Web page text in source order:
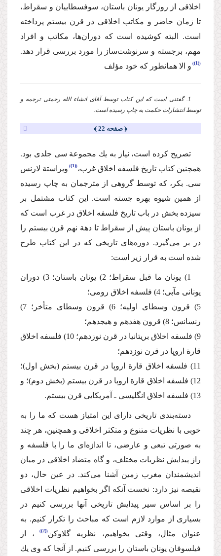
اخلاقی از روزگار یونان باستان، سوفسطاییان و سقراط،
تا زمان حاضر و مكاتب اخلاقی در قرن بیستم پرداخته
است. البته كوشیده است كه دوران‌ها، مكاتب و افراد
مهم، برجسته و سرنوشت‌ساز را مورد بررسی قرار دهد.
(1) و الا همانطور كه خود مؤلف
1. گفتنی است كه این كتاب توسط آقای انشاء الله رحمتی ترجمه و
توسط انتشارات حكمت به چاپ رسیده است.
﴿ صفحه 22 ﴾
تصریح كرده است، نیاز به یك مجموعة سی جلدی بود.
همچنین كتاب تاریخ فلسفه اخلاق غرب، (1)
ویراستة لارنس
سی. بكر، كه توسط گروهی از مترجمان به چاپ رسیده
از همین شیوه بهره جسته است. این كتاب مشتمل بر
سیزده بخش در باب تاریخ فلسفه اخلاق در غرب است كه
از یونان باستان پیش از سقراط تا دهة نهم قرن بیستم را
در بر می‌گیرد. دوره‌های تاریخی كه در این كتاب طرح
شده است به قرار زیر است:
‌1) یونان ما قبل سقراط؛ 2) یونان باستان؛ 3) دوران
یونانی مآبی؛ 4) فلسفه اخلاق رومی؛
5) قرون وسطای اولیه؛ 6) قرون وسطای متأخر؛ 7)
رنسانس؛ 8) قرون هفدهم و هیجدهم؛
9) فلسفه اخلاق بریتانیا در قرن نوزدهم؛ 10) فلسفه اخلاق
قارة اروپا در قرن نوزدهم؛
11) فلسفه اخلاق قارة اروپا در قرن بیستم (بخش اول)؛
12) فلسفه اخلاق قارة اروپا در قرن بیستم (بخش دوم)؛ و
13) فلسفه اخلاق انگلیسی ـ آمریكایی قرن بیستم.
‌دسته‌بندی تاریخی دارای این امتیاز هست كه ما را به
خوبی با نظریات متنوع و متكثر اخلاقی و همچنین، هر چند
به صورتی تبعی و عارضی، تا اندازه‌ای ما را با فلسفه و
راز پیدایش نظریات مختلف، و گاه متضاد اخلاقی در میان
اندیشمندان مغرب زمین آشنا می‌كند. در عین حال، دو
نقیصه نیز دارد: نخست آنكه اگر بخواهیم نظریات اخلاقی
را بر اساس سیر پیدایش تاریخی آنها بررسی كنیم در
بسیاری از موارد لازم است كه مباحث را تكرار كنیم. به
عنوان مثال، وقتی بخواهیم، نظریه گلاوكن (2)
‌، از
فیلسوفان یونان باستان را بررسی كنیم. از آنجا كه وی یك